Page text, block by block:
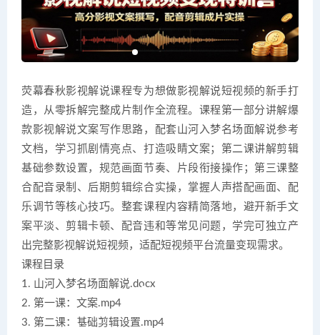
荧幕春秋影视解说课程专为想做影视解说短视频的新手打
造，从零拆解完整成片制作全流程。课程第一部分讲解爆
款影视解说文案写作思路，配套山河入梦名场面解说参考
文档，学习抓剧情亮点、打造吸睛文案；第二课讲解剪辑
基础参数设置，规范画面节奏、片段衔接操作；第三课整
合配音录制、后期剪辑综合实操，掌握人声搭配画面、配
乐调节等核心技巧。整套课程内容精简落地，避开新手文
案平淡、剪辑卡顿、配音违和等常见问题，学完可独立产
出完整影视解说短视频，适配短视频平台流量变现需求。
课程目录
1. 山河入梦名场面解说.docx
2. 第一课：文案.mp4
3. 第二课：基础剪辑设置.mp4